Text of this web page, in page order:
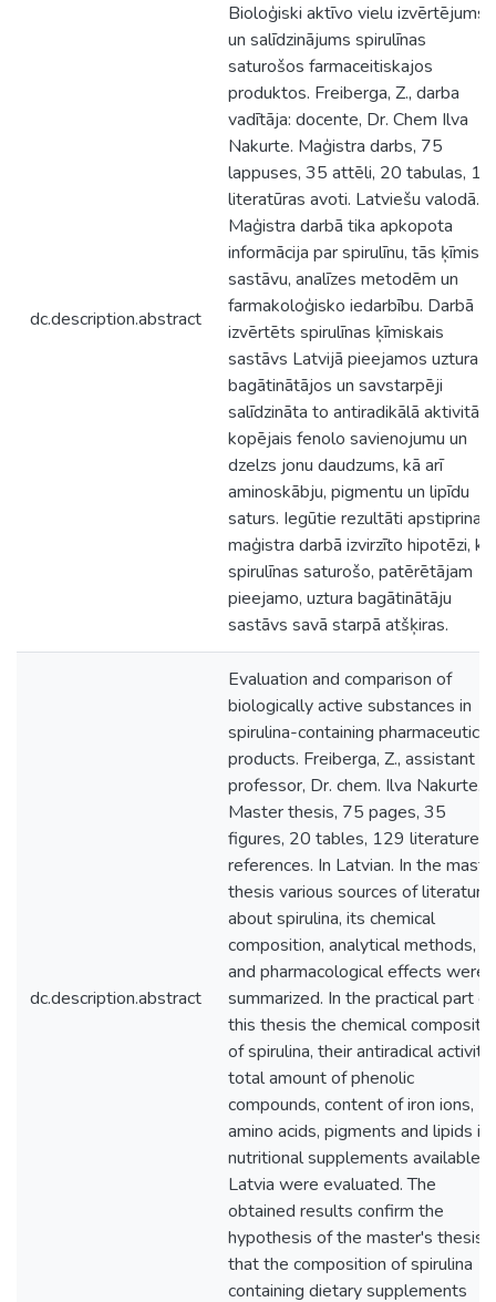
dc.description.abstract
Bioloģiski aktīvo vielu izvērtējums
un salīdzinājums spirulīnas
saturošos farmaceitiskajos
produktos. Freiberga, Z., darba
vadītāja: docente, Dr. Chem Ilva
Nakurte. Maģistra darbs, 75
lappuses, 35 attēli, 20 tabulas,
literatūras avoti. Latviešu valodā.
Maģistra darbā tika apkopota
informācija par spirulīnu, tās
sastāvu, analīzes metodēm un
farmakoloģisko iedarbību. Darbā
izvērtēts spirulīnas ķīmiskais
sastāvs Latvijā pieejamos uztura
bagātinātājos un savstarpēji
salīdzināta to antiradikālā
kopējais fenolo savienojumu un
dzelzs jonu daudzums, kā arī
aminoskābju, pigmentu un lipīdu
saturs. Iegūtie rezultāti apstiprina
maģistra darbā izvirzīto hipotēzi, ka
spirulīnas saturošo, patērētājam
pieejamo, uztura bagātinātāju
sastāvs savā starpā atšķiras.
dc.description.abstract
Evaluation and comparison of
biologically active substances in
spirulina-containing pharmaceutical
products. Freiberga, Z., assistant
professor, Dr. chem. Ilva Nakurte.
Master thesis, 75 pages, 35
figures, 20 tables, 129 literature
references. In Latvian. In the
thesis various sources of literature
about spirulina, its chemical
composition, analytical methods,
and pharmacological effects were
summarized. In the practical part of
this thesis the chemical
of spirulina, their antiradical activity,
total amount of phenolic
compounds, content of iron ions,
amino acids, pigments and lipids in
nutritional supplements available in
Latvia were evaluated. The
obtained results confirm the
hypothesis of the master's thesis
that the composition of spirulina
containing dietary supplements